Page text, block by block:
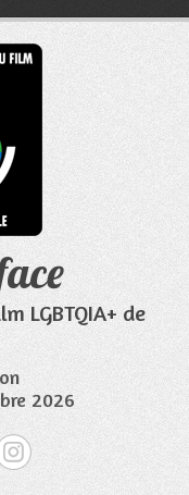
LGBTQIA+ de
2026